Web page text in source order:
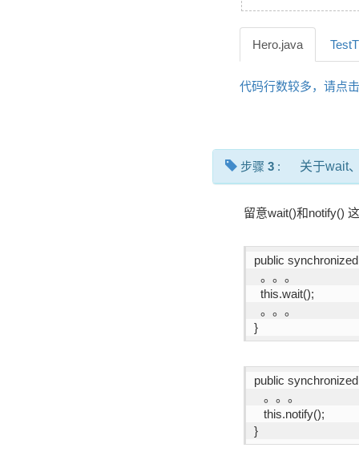
Hero.java
代码行数较多，请点
步骤 3 : 关于wait
留意wait()和notify()
public
  。。。
  this.wait();
  。。。
}
public
   。。。
   this.notify();
}